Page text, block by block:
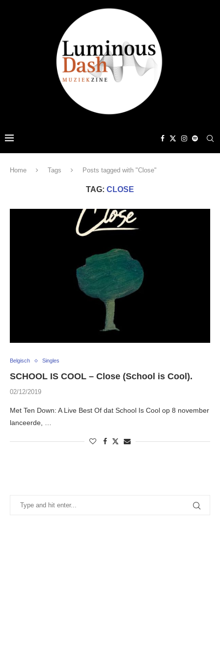
Home Tags Posts tagged with "Close"
TAG: CLOSE
Belgisch Singles
SCHOOL IS COOL – Close (School is Cool).
02/12/2019
Met Ten Down: A Live Best Of dat School Is Cool op 8 november
lanceerde, …